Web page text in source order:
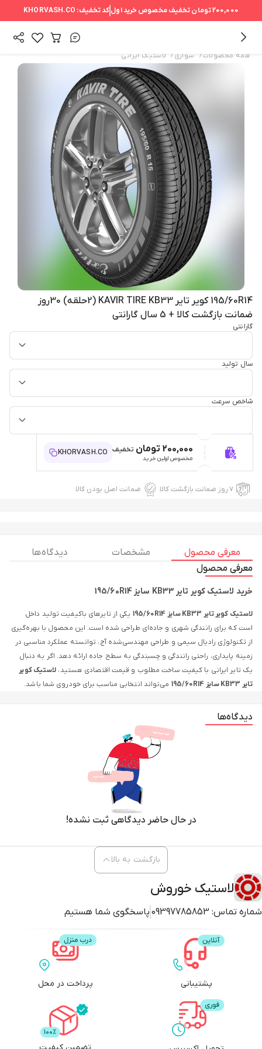
200,000 تومان تخفیف مخصوص خرید اولکد تخفیف: KHORVASH.CO
همه محصولات/ سواری / لاستیک ایرانی
195/60R14 کویر تایر KAVIR TIRE KB33 (2حلقه) 30روز
ضمانت بازگشت کالا + 5 سال گارانتی
گارانتی
سال تولید
شاخص سرعت
200,000 تومان تخفیف
مخصوص اولین خرید
KHORVASH.CO
۷ روز ضمانت بازگشت کالا ضمانت اصل بودن کالا
معرفی محصول مشخصات
دیدگاه ها
معرفی محصول
خرید لاستیک کویر تایر KB33 سایز 195/60R14
لاستیک کویر تایر KB33 سایز 195/60R14
یکی از تایرهای باکیفیت تولید داخل
است که برای رانندگی شهری و جاده‌ای طراحی شده است. این محصول با بهره‌گیری
از تکنولوژی رادیال سیمی و طراحی مهندسی‌شده آج، توانسته عملکرد مناسبی در
زمینه پایداری، راحتی رانندگی و چسبندگی به سطح جاده ارائه دهد. اگر به دنبال
یک تایر ایرانی با کیفیت ساخت مطلوب و قیمت اقتصادی هستید، لاستیک کویر
تایر KB33 سایز 195/60R14
می‌تواند انتخابی مناسب برای خودروی شما باشد.
صدای حرکت انجام شده است. همچنین شیارهای موجود روی سطح تایر به خروج
آب از زیر لاستیک کمک می‌کنند و باعث بهبود عملکرد در مسیرهای بارانی
لاستیک کویر تایر KB33 سایز 195/60R14
راحت آن است. ساختار تایر به گونه‌ای طراحی شده که ضربات ناشی از
سرنشینان فراهم شود.
علاوه بر این، طراحی آج باعث افزایش چسبندگی در سطوح خیس شده و عملکرد
ترمزگیری را بهبود می‌بخشد. همچنین مقاومت غلتشی پایین‌تر این تایر می‌تواند
به کاهش مصرف سوخت خودرو کمک کند. از دیگر ویژگی‌های مهم این محصول
می‌توان به دوام مناسب، صدای کم و پایداری مطلوب در سرعت‌های مختلف اشاره
عملکرد لاستیک کویر تایر KB33 در رانندگی
برای رانندگی روزمره طراحی شده و
عملکرد مناسبی در مسیرهای شهری و جاده‌ای ارائه می‌دهد. در جاده‌های خشک،
فرمان‌پذیری خوبی دارد و به راننده احساس کنترل بیشتری منتقل می‌کند.
در شرایط بارانی نیز طراحی شیارهای آج به تخلیه آب کمک می‌کند و احتمال لغزش
را کاهش می‌دهد. به همین دلیل این محصول به عنوان یک تایر چهارفصل
دیدگاه‌ها
در حال حاضر دیدگاهی ثبت نشده!
لاستیک خوروش
شماره تماس: 09397785853 پاسخگوی شما هستیم
بازگشت به بالا
پشتیبانی پرداخت در محل